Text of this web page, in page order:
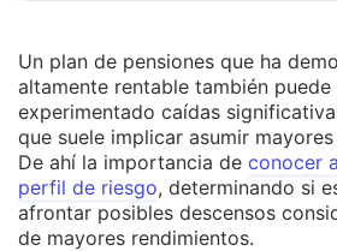
Un plan de pensiones que ha
altamente rentable también puede
experimentado caídas
que suele implicar asumir
De ahí la importancia de conocer
perfil de riesgo, determinando si
afrontar posibles descensos
de mayores rendimientos.